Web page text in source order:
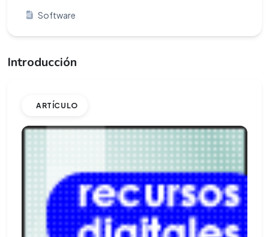
Software
Introducción
ARTÍCULO